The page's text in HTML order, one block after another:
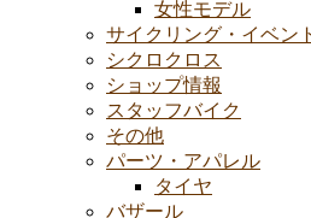
女性モデル
サイクリング・イベン
シクロクロス
ショップ情報
スタッフバイク
その他
パーツ・アパレル
タイヤ
バザール